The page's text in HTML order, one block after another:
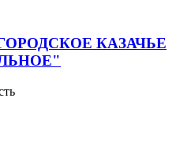
КАЗАЧЬЕ